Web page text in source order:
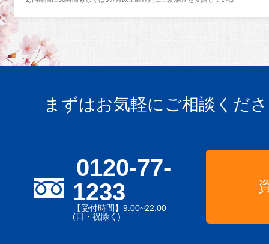
まずはお気軽にご相談くだ
0120-77-
1233
【受付時間】9:00~22:00
(日・祝除く)